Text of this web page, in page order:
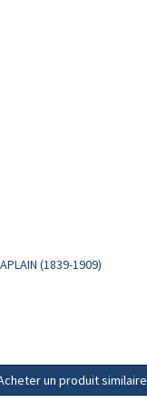
(1839-1909)
un produit similaire